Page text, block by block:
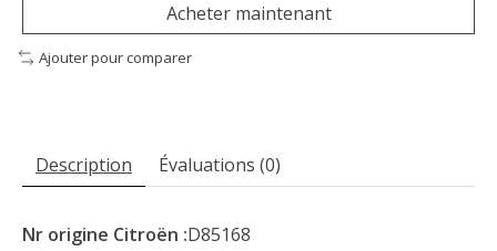
Acheter maintenant
Ajouter pour comparer
Description Évaluations (0)
Nr origine Citroën :D85168